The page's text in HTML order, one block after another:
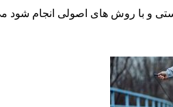
و با روش های اصولی انجام شود